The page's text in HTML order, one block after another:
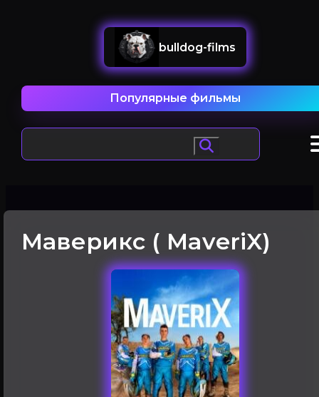
bulldog-films
Популярные фильмы
Маверикс ( MaveriX)